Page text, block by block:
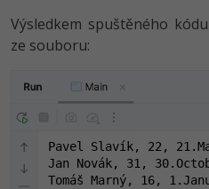
Výsledkem spuštěného
ze souboru:
Pavel Slavík, 22,
Jan Novák, 31,
Tomáš Marný, 16,